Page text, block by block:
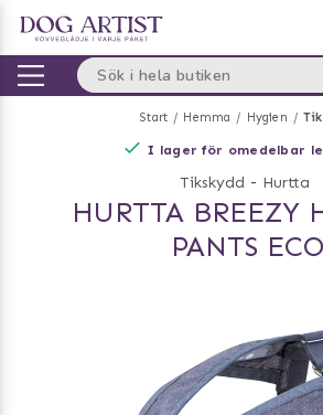
Start Hemma Hygien
I lager för omedelbar
Tikskydd - Hurtta
HURTTA BREEZY
PANTS ECO